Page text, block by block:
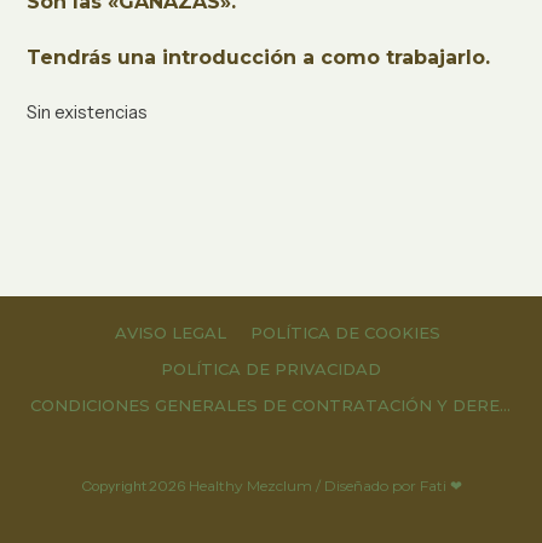
Tendrás una introducción a como trabajarlo.
Sin existencias
AVISO LEGAL
POLÍTICA DE COOKIES
POLÍTICA DE PRIVACIDAD
CONDICIONES GENERALES DE CONTRATACIÓN Y DERECHOS DE DESESTIMIENTO
Copyright 2026Healthy Mezclum / Diseñado por Fati ❤